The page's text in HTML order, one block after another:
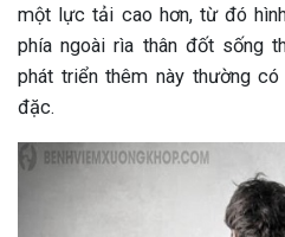
một lực tải cao hơn, từ đó
phía ngoài rìa thân đốt sống
phát triển thêm này thường
đặc.